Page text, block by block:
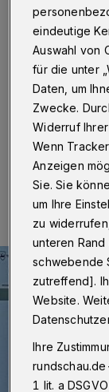
Wuppertal
hat Luciano
unterschrieb
der Verein
29.12.2023 ,
eindeutige
Auswahl von
für die unter
Daten, um
Zwecke.
Widerruf
Wenn
Anzeigen
Sie. Sie
um Ihre
zu
unteren
schwebende
zutreffend].
Website.
Ihre
1 lit. a